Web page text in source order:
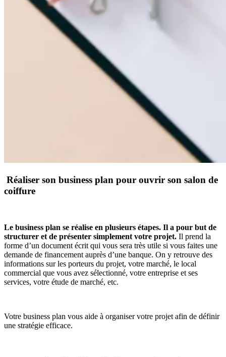
Réaliser son business plan pour ouvrir son salon de
coiffure
Le business plan se réalise en plusieurs étapes. Il a pour but de
structurer et de présenter simplement votre projet. Il prend la
forme d’un document écrit qui vous sera très utile si vous faites une
demande de financement auprès d’une banque. On y retrouve des
informations sur les porteurs du projet, votre marché, le local
commercial que vous avez sélectionné, votre entreprise et ses
services, votre étude de marché, etc.
Votre business plan vous aide à organiser votre projet afin de définir
une stratégie efficace.